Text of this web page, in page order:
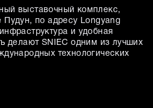
выставочный комплекс,
по адресу Longyang
и удобная
делают SNIEC одним из лучших
технологических